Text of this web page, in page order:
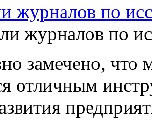
журналов по
замечено, что
отличным